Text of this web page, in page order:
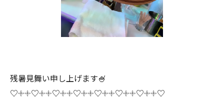
残暑見舞い申し上げます🍧
♡𓇬𓇬♡𓇬𓇬♡𓇬𓇬♡𓇬𓇬♡𓇬𓇬♡𓇬𓇬♡𓇬𓇬♡